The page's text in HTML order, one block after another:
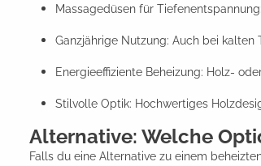
Massagedüsen für
Ganzjährige Nutzung: Auch bei
Energieeffiziente Beheizung: Holz-
Stilvolle Optik: Hochwertiges
Alternative: Welche
Falls du eine Alternative zu einem